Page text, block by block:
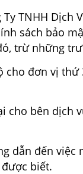
TNHH Dịch
sách bảo
trừ những
đơn vị
bên dịch
dẫn đến
biết.